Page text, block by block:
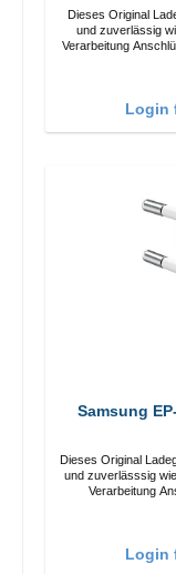
Dieses Original
und zuverlässig
Verarbeitung Anschlüsse: USB-A Output: 33W Farbe: Weiss 3A Kabel
Login
Samsung
Dieses Original
und zuverlässsig wieder auf. Adapter
Login